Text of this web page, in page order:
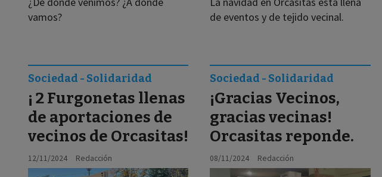
vamos?
de eventos y de tejido vecinal.
¡ 2 Furgonetas llenas
de aportaciones de
vecinos de Orcasitas!
Redacción
Sociedad - Solidaridad
12/11/2024
¡Gracias Vecinos,
gracias vecinas!
Orcasitas reponde.
Redacción
Sociedad - Solidaridad
08/11/2024